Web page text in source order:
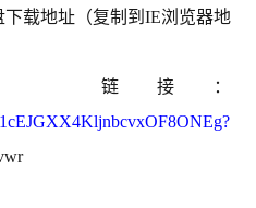
载地址（复制到IE浏览器地
：
1cEJGXX4KljnbcvxOF8ONEg?